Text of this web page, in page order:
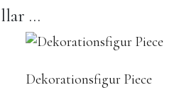
…
Dekorationsfigur Piece